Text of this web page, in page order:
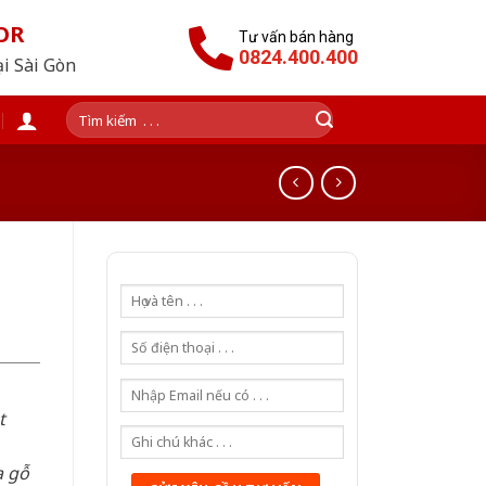
Sài Gòn
Tư vấn bán hàng
0824.400.400
Tìm
kiếm:
gỗ